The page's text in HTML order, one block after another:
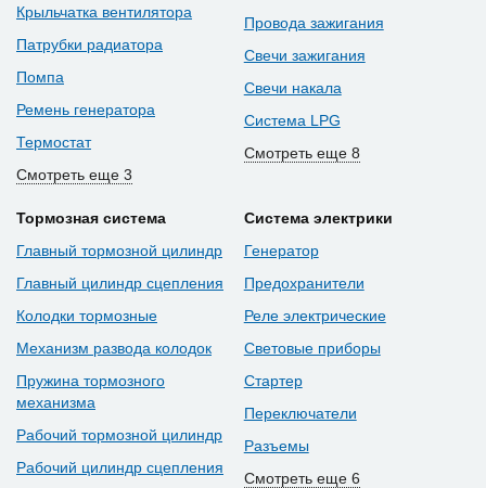
Крыльчатка вентилятора
Патрубки радиатора
Помпа
Ремень генератора
Термостат
Смотреть еще 3
Провода зажигания
Свечи зажигания
Свечи накала
Система LPG
Смотреть еще 8
Тормозная система
Главный тормозной цилиндр
Главный цилиндр сцепления
Колодки тормозные
Механизм развода колодок
Пружина тормозного
механизма
Рабочий тормозной цилиндр
Рабочий цилиндр сцепления
Система электрики
Генератор
Предохранители
Реле электрические
Световые приборы
Стартер
Переключатели
Разъемы
Смотреть еще 6